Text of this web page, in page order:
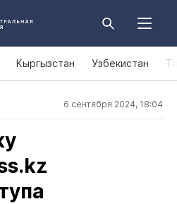
Кыргызстан Узбекистан
6 сентября 2024, 18:04